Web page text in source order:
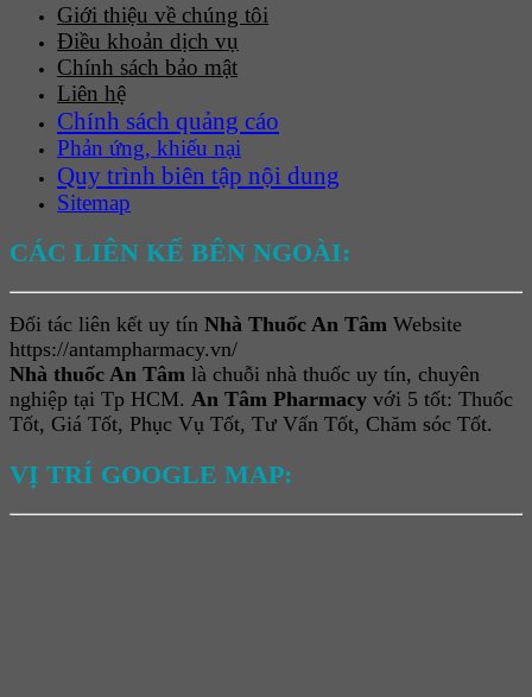
Giới thiệu về chúng tôi
Điều khoản dịch vụ
Chính sách bảo mật
Liên hệ
Chính sách quảng cáo
Phản ứng, khiếu nại
Quy trình biên tập nội dung
Sitemap
CÁC LIÊN KẾ BÊN NGOÀI:
Đối tác liên kết uy tín Nhà Thuốc An Tâm Website
https://antampharmacy.vn/
Nhà thuốc An Tâm là chuỗi nhà thuốc uy tín, chuyên
nghiệp tại Tp HCM. An Tâm Pharmacy với 5 tốt: Thuốc
Tốt, Giá Tốt, Phục Vụ Tốt, Tư Vấn Tốt, Chăm sóc Tốt.
VỊ TRÍ GOOGLE MAP: